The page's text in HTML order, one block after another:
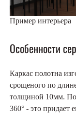
Пример интерьера
Особенности
Каркас полотна
срощеного по
толщиной 10мм.
360° - это придает